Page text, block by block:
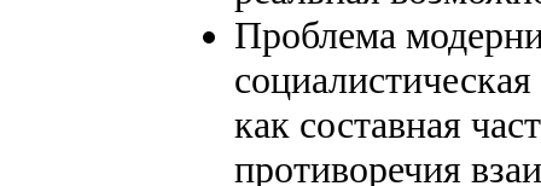
Проблема
как составная
противоречия